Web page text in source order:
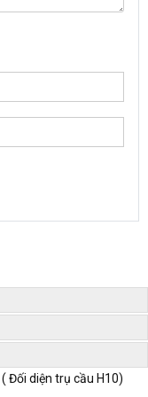
Loan KingTony
10Bmũi lười được
ứng mọi nhu cầu
nhau như gỗ, thép,
Đối diện trụ cầu H10)